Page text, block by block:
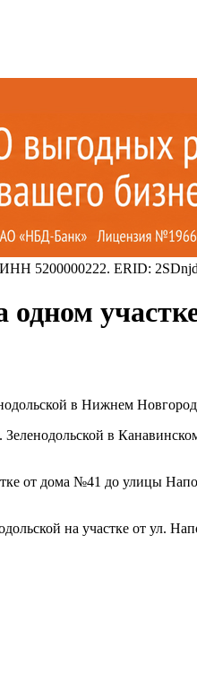
5200000222. ERID:
в Нижнем
в
от дома №41 до улицы
на участке от ул.